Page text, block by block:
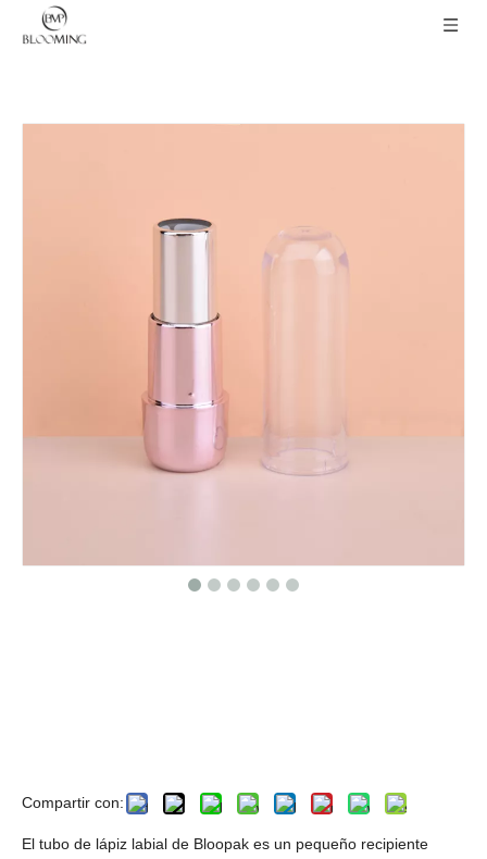
Compartir con:
El tubo de lápiz labial de Bloopak es un pequeño recipiente